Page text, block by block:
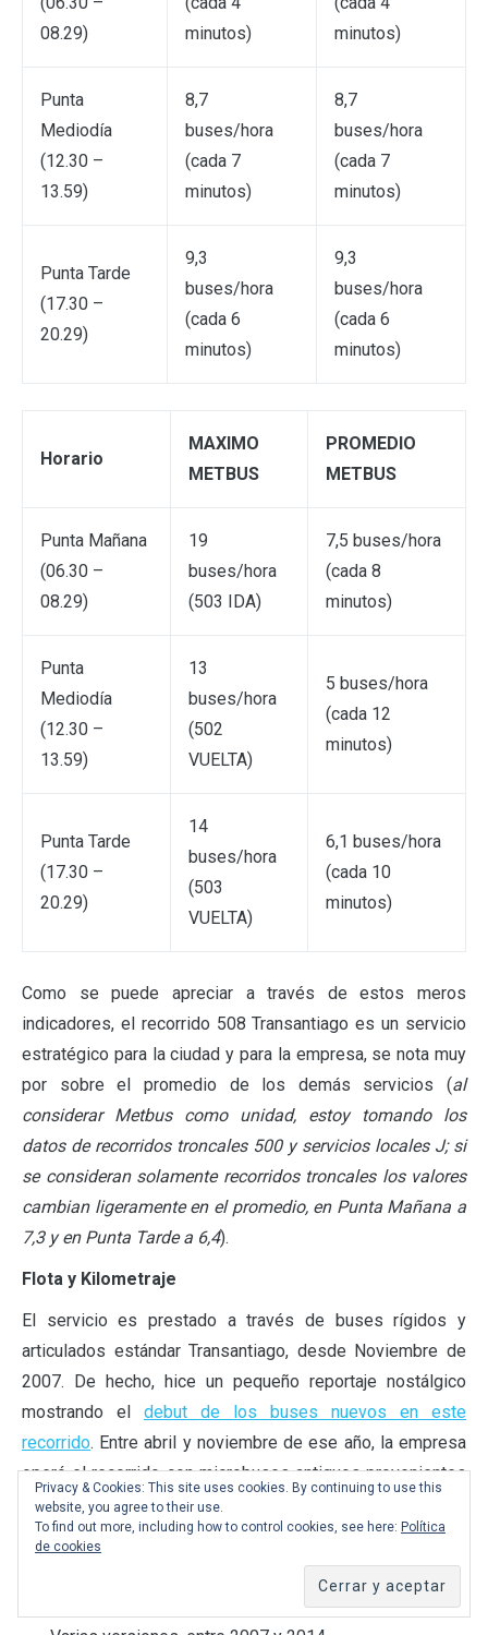
08.29)
minutos)
minutos)
Punta
Mediodía
(12.30 –
13.59)
8,7
buses/hora
(cada 7
minutos)
8,7
buses/hora
(cada 7
minutos)
Punta Tarde
(17.30 –
20.29)
9,3
buses/hora
(cada 6
minutos)
9,3
buses/hora
(cada 6
minutos)
Horario
MAXIMO
METBUS
PROMEDIO
METBUS
Punta Mañana
(06.30 –
08.29)
19
buses/hora
(503 IDA)
7,5 buses/hora
(cada 8
minutos)
Punta
Mediodía
(12.30 –
13.59)
13
buses/hora
(502
VUELTA)
5 buses/hora
(cada 12
minutos)
Punta Tarde
(17.30 –
20.29)
14
buses/hora
(503
VUELTA)
6,1 buses/hora
(cada 10
minutos)
Como se puede apreciar a través de estos meros
indicadores, el recorrido 508 Transantiago es un servicio
estratégico para la ciudad y para la empresa, se nota muy
por sobre el promedio de los demás servicios (al
considerar Metbus como unidad, estoy tomando los
datos de recorridos troncales 500 y servicios locales J; si
se consideran solamente recorridos troncales los valores
cambian ligeramente en el promedio, en Punta Mañana a
7,3 y en Punta Tarde a 6,4).
Flota y Kilometraje
El servicio es prestado a través de buses rígidos y
articulados estándar Transantiago, desde Noviembre de
2007. De hecho, hice un pequeño reportaje nostálgico
mostrando el debut de los buses nuevos en este
recorrido. Entre abril y noviembre de ese año, la empresa
operó el recorrido con microbuses antiguos provenientes
del sistema antiguo.
Caio Mondego HA / Mercedes Benz O500UA
Caio Mondego H / Mercedes Benz O500U(Rígido):
Privacy & Cookies: This site uses cookies. By continuing to use this
website, you agree to their use.
To find out more, including how to control cookies, see here: Política
de cookies